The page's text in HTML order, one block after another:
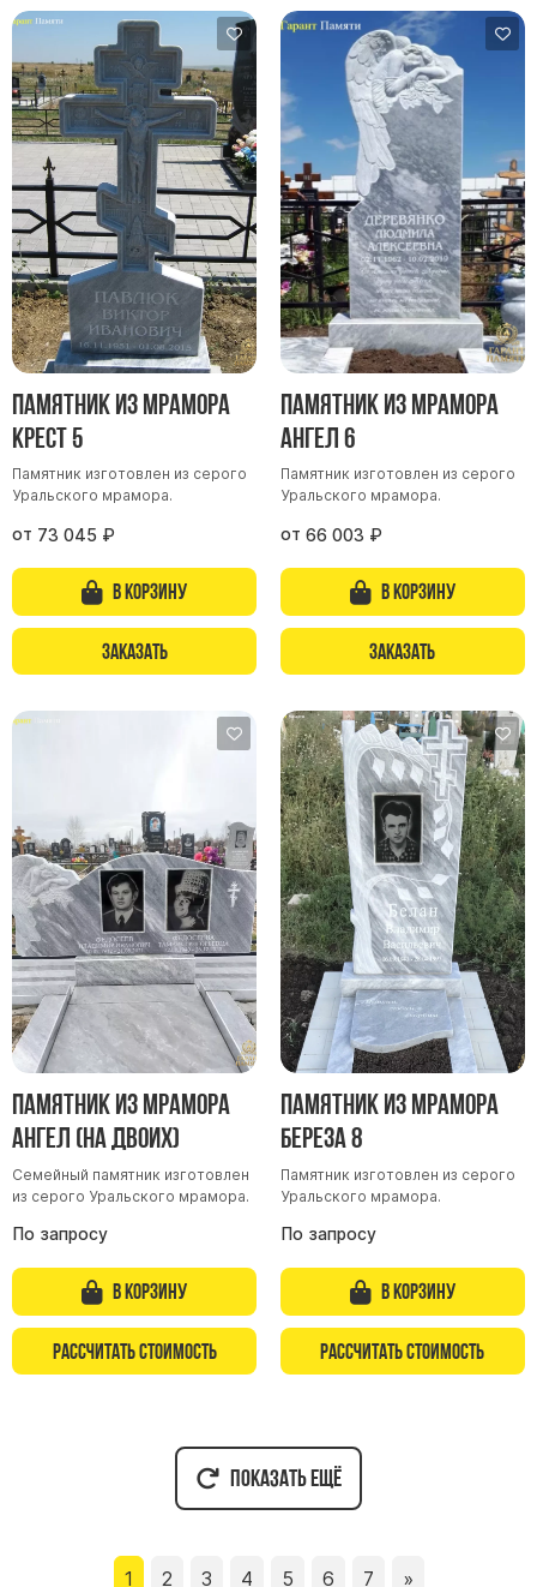
Памятник из мрамора
Крест 5
Памятник изготовлен из серого
Уральского мрамора.
от 73 045 ₽
В корзину
Заказать
Памятник из мрамора
Ангел 6
Памятник изготовлен из серого
Уральского мрамора.
от 66 003 ₽
В корзину
Заказать
Памятник из мрамора
Ангел (на двоих)
Семейный памятник изготовлен
из серого Уральского мрамора.
По запросу
В корзину
Рассчитать стоимость
Памятник из мрамора
Береза 8
Памятник изготовлен из серого
Уральского мрамора.
По запросу
В корзину
Рассчитать стоимость
Показать ещё
1 2 3 4 5 6 7 »